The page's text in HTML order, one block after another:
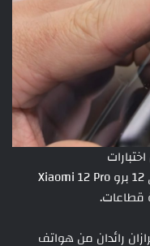
JerryRigEverything ، نجد أن أداء شاومي 12 برو Xiaomi 12 Pro
رائدان من هواتف